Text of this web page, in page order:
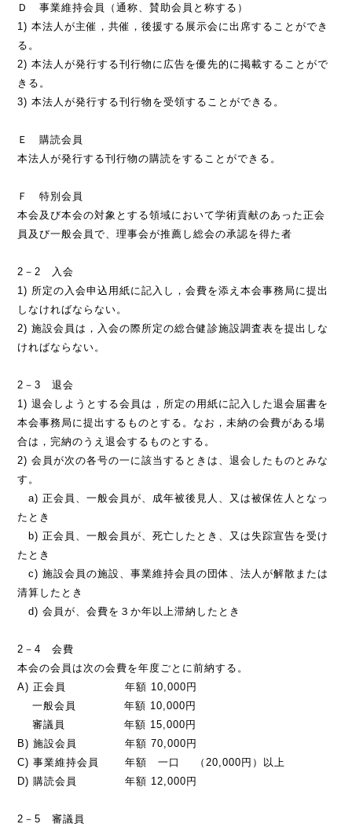
Ｄ 事業維持会員（通称、賛助会員と称する）
1) 本法人が主催，共催，後援する展示会に出席することができ
る。
2) 本法人が発行する刊行物に広告を優先的に掲載することがで
きる。
3) 本法人が発行する刊行物を受領することができる。
Ｅ 購読会員
本法人が発行する刊行物の購読をすることができる。
Ｆ 特別会員
本会及び本会の対象とする領域において学術貢献のあった正会
員及び一般会員で、理事会が推薦し総会の承認を得た者
2－2 入会
1) 所定の入会申込用紙に記入し，会費を添え本会事務局に提出
しなければならない。
2) 施設会員は，入会の際所定の総合健診施設調査表を提出しな
ければならない。
2－3 退会
1) 退会しようとする会員は，所定の用紙に記入した退会届書を
本会事務局に提出するものとする。なお，未納の会費がある場
合は，完納のうえ退会するものとする。
2) 会員が次の各号の一に該当するときは、退会したものとみな
す。
a) 正会員、一般会員が、成年被後見人、又は被保佐人となっ
たとき
b) 正会員、一般会員が、死亡したとき、又は失踪宣告を受け
たとき
c) 施設会員の施設、事業維持会員の団体、法人が解散または
清算したとき
d) 会員が、会費を３か年以上滞納したとき
2－4 会費
本会の会員は次の会費を年度ごとに前納する。
A) 正会員 年額 10,000円
一般会員 年額 10,000円
審議員 年額 15,000円
B) 施設会員 年額 70,000円
C) 事業維持会員 年額 一口 （20,000円）以上
D) 購読会員 年額 12,000円
2－5 審議員